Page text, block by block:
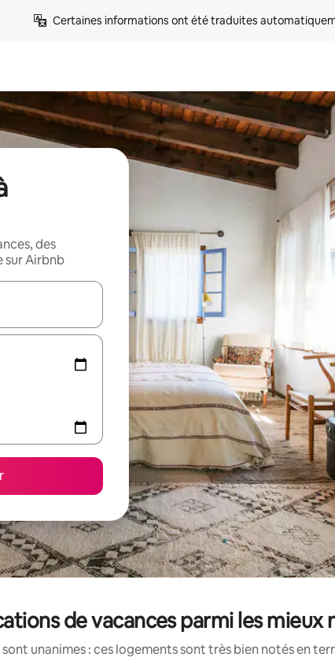
Certaines informations ont été traduites
des
sur Airbnb
les flèches vers le haut et vers le bas pour les parcourir ou
de vacances parmi les
sont unanimes : ces logements sont très bien notés en